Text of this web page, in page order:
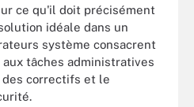
ce qu'il doit précisément
idéale dans un
système consacrent
tâches administratives
correctifs et le